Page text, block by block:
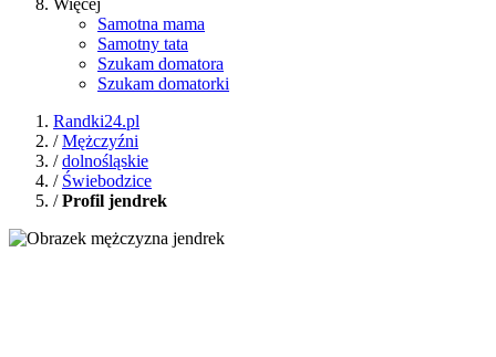
Więcej
Samotna mama
Samotny tata
Szukam domatora
Szukam domatorki
Randki24.pl
/Mężczyźni
/dolnośląskie
/ Świebodzice
/Profil jendrek